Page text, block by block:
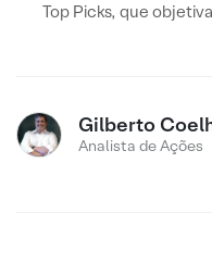
Top Picks, que
Gilberto
Analista de Ações